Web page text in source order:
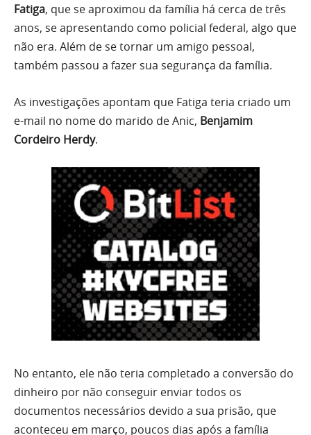
Fatiga, que se aproximou da família há cerca de três
anos, se apresentando como policial federal, algo que
não era. Além de se tornar um amigo pessoal,
também passou a fazer sua segurança da família.
As investigações apontam que Fatiga teria criado um
e-mail no nome do marido de Anic, Benjamim
Cordeiro Herdy.
No entanto, ele não teria completado a conversão do
dinheiro por não conseguir enviar todos os
documentos necessários devido a sua prisão, que
aconteceu em março, poucos dias após a família